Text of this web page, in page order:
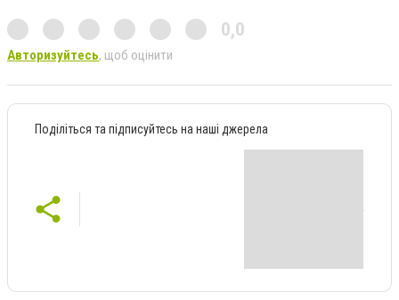
0,0
Авторизуйтесь, щоб оцінити
Поділіться та підписуйтесь на наші джерела